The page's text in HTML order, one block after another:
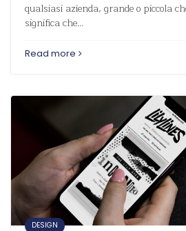
qualsiasi azienda, grande o piccola
significa che…
Read more
DESIGN